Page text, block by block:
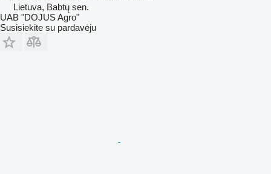
Lietuva, Babtų sen.
UAB "DOJUS Agro"
Susisiekite su pardavėju